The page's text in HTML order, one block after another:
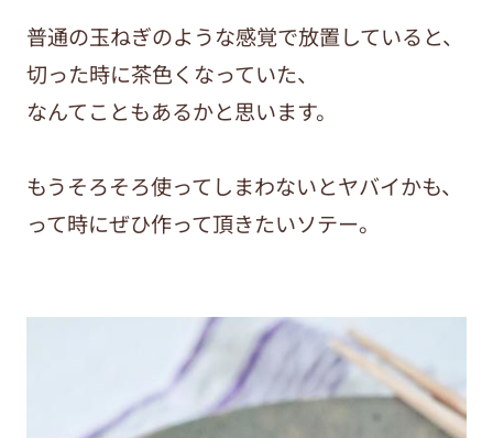
普通の玉ねぎのような感覚で放置していると、
切った時に茶色くなっていた、
なんてこともあるかと思います。
もうそろそろ使ってしまわないとヤバイかも、
って時にぜひ作って頂きたいソテー。